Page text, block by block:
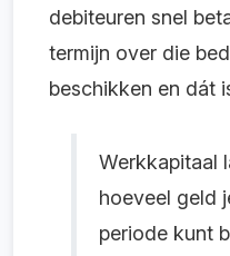
debiteuren snel
termijn over die
beschikken en dát
Werkkapitaal
hoeveel geld
periode kunt